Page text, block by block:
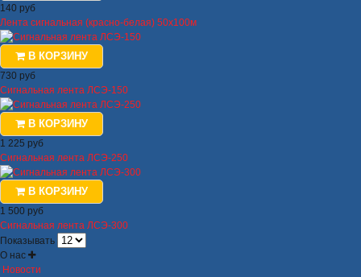
140 руб
Лента сигнальная (красно-белая) 50х100м
В КОРЗИНУ
730 руб
Сигнальная лента ЛСЭ-150
В КОРЗИНУ
1 225 руб
Сигнальная лента ЛСЭ-250
В КОРЗИНУ
1 500 руб
Сигнальная лента ЛСЭ-300
Показывать
О нас
Новости